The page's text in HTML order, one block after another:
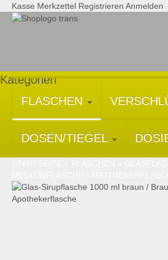
Kasse Merkzettel Registrieren Anmelden
Kategorien
FLASCHEN
DOSEN/TIEGEL